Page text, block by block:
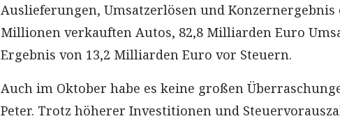
Auslieferungen, Umsatzerlösen und Konzernergebnis
Millionen verkauften Autos, 82,8 Milliarden Euro
Ergebnis von 13,2 Milliarden Euro vor Steuern.
Auch im Oktober habe es keine großen
Peter. Trotz höherer Investitionen und